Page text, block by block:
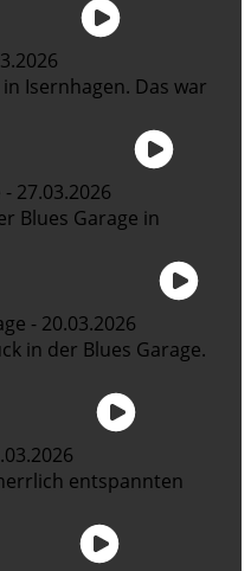
Isernhagen. Das war
27.03.2026
Blues Garage in
- 20.03.2026
in der Blues Garage.
entspannten